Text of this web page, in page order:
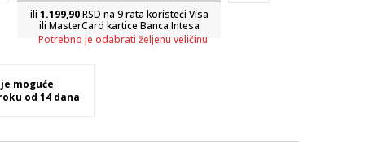
ili 1.199,90RSD na 9 rata koristeći Visa
ili MasterCard kartice Banca Intesa
Potrebno je odabrati željenu veličinu
moguće
od 14 dana